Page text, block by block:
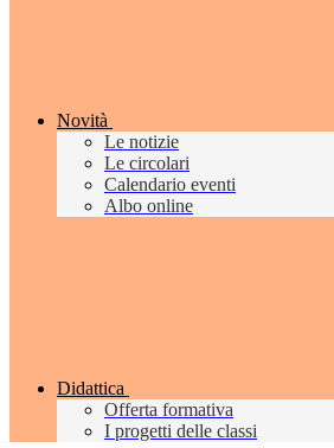
Novità
Le notizie
Le circolari
Calendario eventi
Albo online
Didattica
Offerta formativa
I progetti delle classi